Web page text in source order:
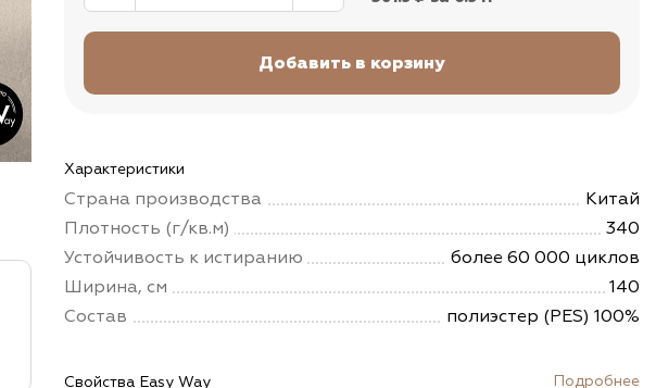
Характеристики
Страна производства
Китай
Плотность (г/кв.м)
340
Устойчивость к истиранию
более 60 000 циклов
Ширина, см
140
Состав
полиэстер (PES) 100%
Свойства Easy Way Подробнее